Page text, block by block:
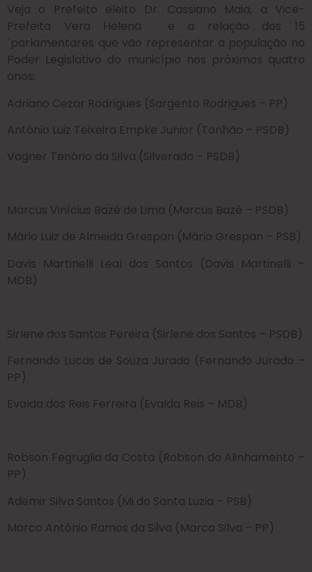
Veja o Prefeito eleito Dr. Cassiano Maia, a Vice-
Prefeita Vera Helena e a relação dos 15
´parlamentares que vão representar a população no
Poder Legislativo do município nos próximos quatro
anos:
Adriano Cezar Rodrigues (Sargento Rodrigues – PP)
Antônio Luiz Teixeira Empke Junior (Tonhão – PSDB)
Vagner Tenório da Silva (Silverado – PSDB)
Marcus Vinícius Bazé de Lima (Marcus Bazé – PSDB)
Mário Luiz de Almeida Grespan (Mário Grespan – PSB)
Davis Martinelli Leal dos Santos (Davis Martinelli –
MDB)
Sirlene dos Santos Pereira (Sirlene dos Santos – PSDB)
Fernando Lucas de Souza Jurado (Fernando Jurado –
PP)
Evalda dos Reis Ferreira (Evalda Reis – MDB)
Robson Fegruglia da Costa (Robson do Alinhamento –
PP)
Ademir Silva Santos (Mi do Santa Luzia – PSB)
Marco Antônio Ramos da Silva (Marco Silva – PP)